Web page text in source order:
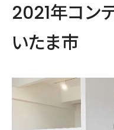
2021年コン
いたま市